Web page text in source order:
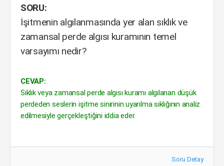
SORU:
İşitmenin algılanmasında yer alan sıklık ve
zamansal perde algısı kuramının temel
varsayımı nedir?
CEVAP:
Sıklık veya zamansal perde algısı kuramı algılanan düşük
perdeden seslerin işitme sinirinin uyarılma sıklığının analiz
edilmesiyle gerçekleştiğini iddia eder.
Soru Detay